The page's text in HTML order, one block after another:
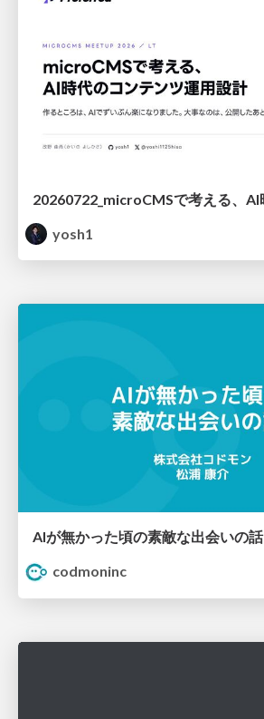
yosh1
AIが無かった頃の素敵な出会いの話
codmoninc